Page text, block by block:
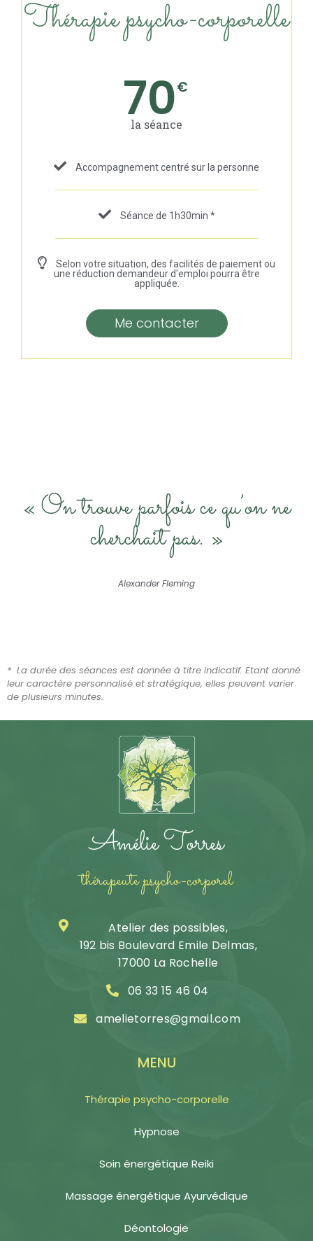
Thérapie psycho-corporelle
70€
la séance
Accompagnement centré sur la personne
Séance de 1h30min *
Selon votre situation, des facilités de paiement ou
une réduction demandeur d'emploi pourra être
appliquée.
Me contacter
« On trouve parfois ce qu’on ne
cherchait pas. »
Alexander Fleming
* La durée des séances est donnée à titre indicatif. Etant donné
leur caractère personnalisé et stratégique, elles peuvent varier
de plusieurs minutes.
Amélie Torres
thérapeute psycho-corporel
Atelier des possibles,
192 bis Boulevard Emile Delmas,
17000 La Rochelle
06 33 15 46 04
amelietorres@gmail.com
MENU
Thérapie psycho-corporelle
Hypnose
Soin énergétique Reiki
Massage énergétique Ayurvédique
Déontologie